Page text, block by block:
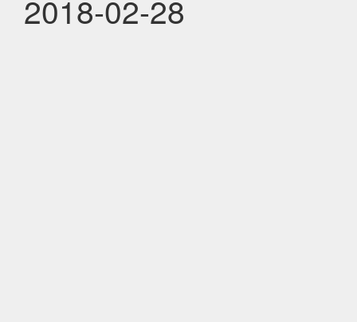
2018-02-28